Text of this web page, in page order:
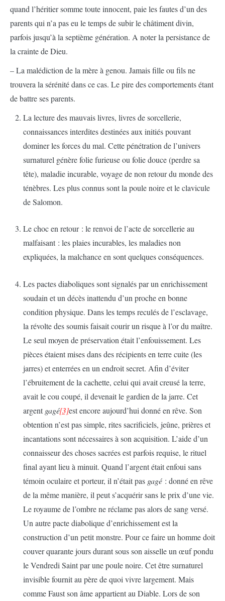
quand l’héritier somme toute innocent, paie les fautes d’un des
parents qui n’a pas eu le temps de subir le châtiment divin,
parfois jusqu’à la septième génération. A noter la persistance de
la crainte de Dieu.
– La malédiction de la mère à genou. Jamais fille ou fils ne
trouvera la sérénité dans ce cas. Le pire des comportements étant
de battre ses parents.
La lecture des mauvais livres, livres de sorcellerie,
connaissances interdites destinées aux initiés pouvant
dominer les forces du mal. Cette pénétration de l’univers
surnaturel génère folie furieuse ou folie douce (perdre sa
tête), maladie incurable, voyage de non retour du monde des
ténèbres. Les plus connus sont la poule noire et le clavicule
de Salomon.
Le choc en retour : le renvoi de l’acte de sorcellerie au
malfaisant : les plaies incurables, les maladies non
expliquées, la malchance en sont quelques conséquences.
Les pactes diaboliques sont signalés par un enrichissement
soudain et un décès inattendu d’un proche en bonne
condition physique. Dans les temps reculés de l’esclavage,
la révolte des soumis faisait courir un risque à l’or du maître.
Le seul moyen de préservation était l’enfouissement. Les
pièces étaient mises dans des récipients en terre cuite (les
jarres) et enterrées en un endroit secret. Afin d’éviter
l’ébruitement de la cachette, celui qui avait creusé la terre,
avait le cou coupé, il devenait le gardien de la jarre. Cet
argentgagé[3]est encore aujourd’hui donné en rêve. Son
obtention n’est pas simple, rites sacrificiels, jeûne, prières et
incantations sont nécessaires à son acquisition. L’aide d’un
connaisseur des choses sacrées est parfois requise, le rituel
final ayant lieu à minuit. Quand l’argent était enfoui sans
témoin oculaire et porteur, il n’était pas gagé : donné en rêve
de la même manière, il peut s’acquérir sans le prix d’une vie.
Le royaume de l’ombre ne réclame pas alors de sang versé.
Un autre pacte diabolique d’enrichissement est la
construction d’un petit monstre. Pour ce faire un homme doit
couver quarante jours durant sous son aisselle un œuf pondu
le Vendredi Saint par une poule noire. Cet être surnaturel
invisible fournit au père de quoi vivre largement. Mais
comme Faust son âme appartient au Diable. Lors de son